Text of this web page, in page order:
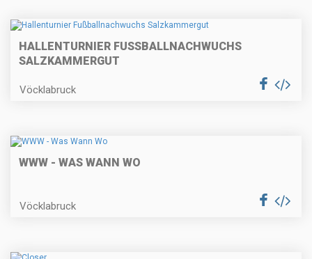
HALLENTURNIER FUSSBALLNACHWUCHS S
ALZKAMMERGUT
Vöcklabruck
WWW - WAS WANN WO
Vöcklabruck